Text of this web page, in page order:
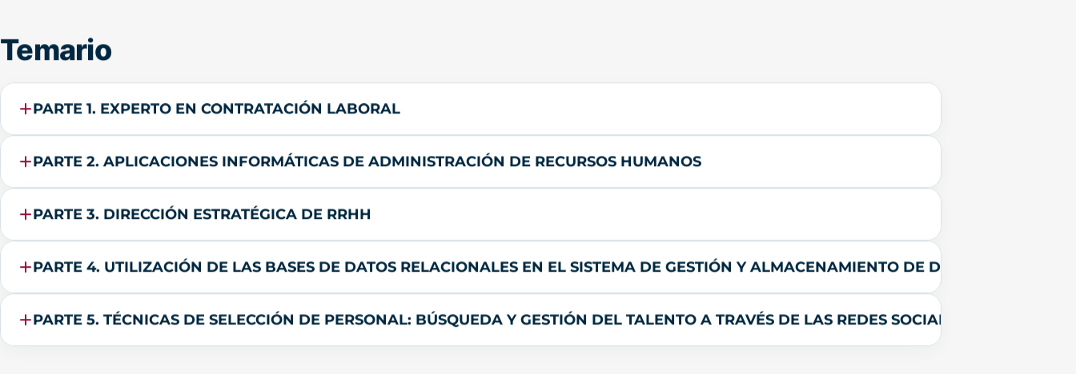
Temario
PARTE 1. EXPERTO EN CONTRATACIÓN LABORAL
PARTE 2. APLICACIONES INFORMÁTICAS DE ADMINISTRACIÓN DE RECURSOS HUMANOS
PARTE 3. DIRECCIÓN ESTRATÉGICA DE RRHH
PARTE 4. UTILIZACIÓN DE LAS BASES DE DATOS RELACIONALES EN EL SISTEMA DE GESTIÓN Y ALMACENAMIENTO DE DATOS
PARTE 5. TÉCNICAS DE SELECCIÓN DE PERSONAL: BÚSQUEDA Y GESTIÓN DEL TALENTO A TRAVÉS DE LAS REDES SOCIALES